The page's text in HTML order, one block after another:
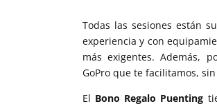
Todas las sesiones están
experiencia y con
más exigentes. Además,
GoPro que te facilitamos,
El Bono Regalo Puenting